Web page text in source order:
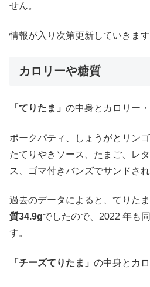
せん。
情報が入り次第更新していきます
カロリーや糖質
「てりたま」 の中身とカロリー
ポークパティ、しょうがとリン
たてりやきソース、たまご、レ
ス、ゴマ付きバンズでサンドされ
過去のデータによると、てりたま
質34.9gでしたので、2022 年も
す。
「チーズてりたま」 の中身とカ